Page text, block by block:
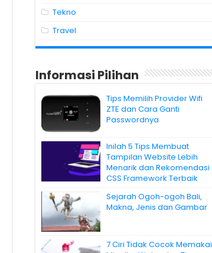
Tekno
Travel
Informasi Pilihan
Tips Memilih Provider Wifi
ZTE dan Cara Ganti
Passwordnya
Inilah 5 Tips Membuat
Tampilan Website Lebih
Menarik dan Rekomendasi
CSS Framework Terbaik
Sejarah Ogoh-ogoh Bali,
Makna, Jenis dan Gambar
7 Ciri Tidak Cocok Memakai